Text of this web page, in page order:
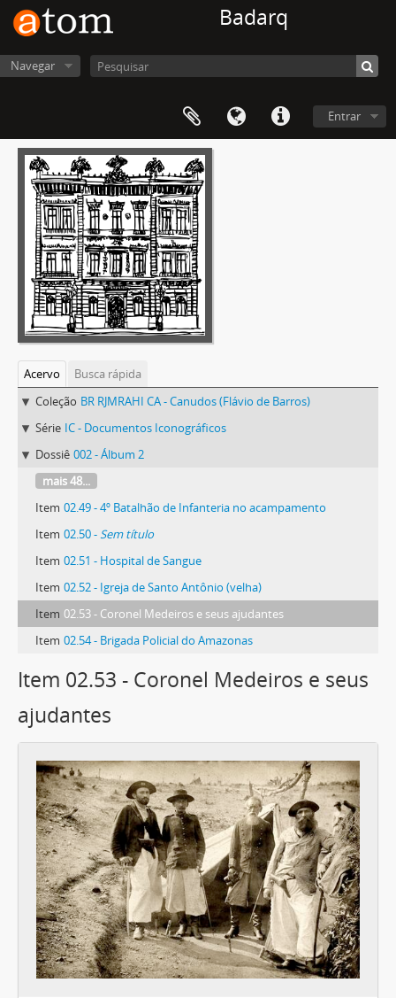
Badarq
Navegar
Entrar
Acervo
Busca rápida
Coleção BR RJMRAHI CA - Canudos (Flávio de Barros)
Série IC - Documentos Iconográficos
Dossiê 002 - Álbum 2
mais 48...
Item 02.49 - 4º Batalhão de Infanteria no acampamento
Item 02.50 -Sem título
Item 02.51 - Hospital de Sangue
Item 02.52 - Igreja de Santo Antônio (velha)
Item 02.53 - Coronel Medeiros e seus ajudantes
Item 02.54 - Brigada Policial do Amazonas
Item 02.53 - Coronel Medeiros e seus
ajudantes